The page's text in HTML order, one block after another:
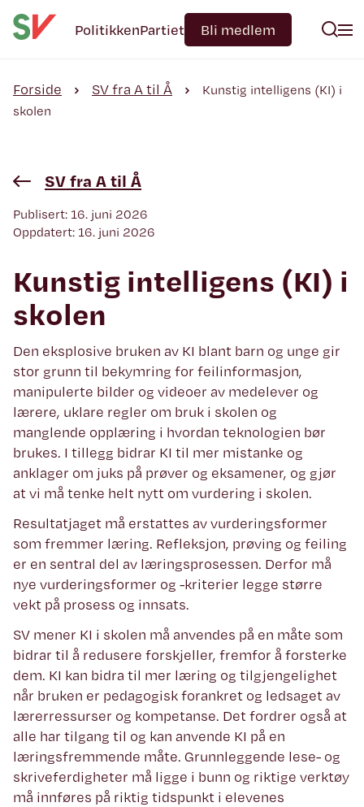
PolitikkenPartiet Bli medlem
Forside SV fra A til Å
Kunstig intelligens (KI) i
skolen
SV fra A til Å
Publisert: 16. juni 2026
Oppdatert: 16. juni 2026
Kunstig intelligens (KI) i
skolen
Den eksplosive bruken av KI blant barn og unge gir
stor grunn til bekymring for feilinformasjon,
manipulerte bilder og videoer av medelever og
lærere, uklare regler om bruk i skolen og
manglende opplæring i hvordan teknologien bør
brukes. I tillegg bidrar KI til mer mistanke og
anklager om juks på prøver og eksamener, og gjør
at vi må tenke helt nytt om vurdering i skolen.
Resultatjaget må erstattes av vurderingsformer
som fremmer læring. Refleksjon, prøving og feiling
er en sentral del av læringsprosessen. Derfor må
nye vurderingsformer og -kriterier legge større
vekt på prosess og innsats.
SV mener KI i skolen må anvendes på en måte som
bidrar til å redusere forskjeller, fremfor å forsterke
dem. KI kan bidra til mer læring og tilgjengelighet
når bruken er pedagogisk forankret og ledsaget av
lærerressurser og kompetanse. Det fordrer også at
alle har tilgang til og kan anvende KI på en
læringsfremmende måte. Grunnleggende lese- og
skriveferdigheter må ligge i bunn og riktige verktøy
må innføres på riktig tidspunkt i elevenes